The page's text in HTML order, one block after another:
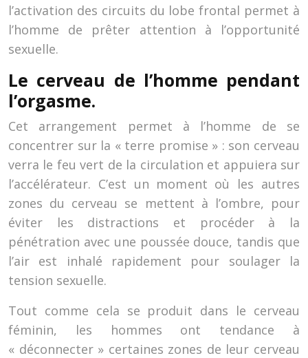
l’activation des circuits du lobe frontal permet à
l’homme de prêter attention à l’opportunité
sexuelle.
Le cerveau de l’homme pendant
l’orgasme.
Cet arrangement permet à l’homme de se
concentrer sur la « terre promise » : son cerveau
verra le feu vert de la circulation et appuiera sur
l’accélérateur. C’est un moment où les autres
zones du cerveau se mettent à l’ombre, pour
éviter les distractions et procéder à la
pénétration avec une poussée douce, tandis que
l’air est inhalé rapidement pour soulager la
tension sexuelle.
Tout comme cela se produit dans le cerveau
féminin, les hommes ont tendance à
« déconnecter » certaines zones de leur cerveau